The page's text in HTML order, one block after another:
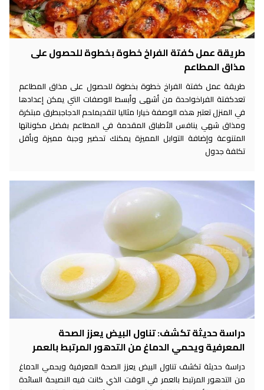
طريقة عمل كفتة الفراخ خطوة بخطوة للحصول على
مذاق المطاعم
طريقة عمل كفتة الفراخ خطوة بخطوة للحصول على مذاق المطاعم
تعدكفتة الفراخواحدة من أشهى وأبسط الوصفات التي يمكن إعدادها
في المنزل تعتبر هذه الوصفة خيارا مثاليا لتقديملحم الدجاجبطرق مبتكرة
ومذاق شهي ينافس الأطباق المقدمة في المطاعم بفضل مكوناتها
المتنوعة وإضافة التوابل المميزة يمكنك تحضير وجبة مميزة وبأقل
تكلفة جدول
دراسة حديثة تكشف: تناول البيض يعزز الصحة
المعرفية ويحمي الدماغ من التدهور المرتبط بالعمر
دراسة حديثة تكشف تناول البيض يعزز الصحة المعرفية ويحمي الدماغ
من التدهور المرتبط بالعمر في الوقت الذي كانت فيه النصيحة السائدة